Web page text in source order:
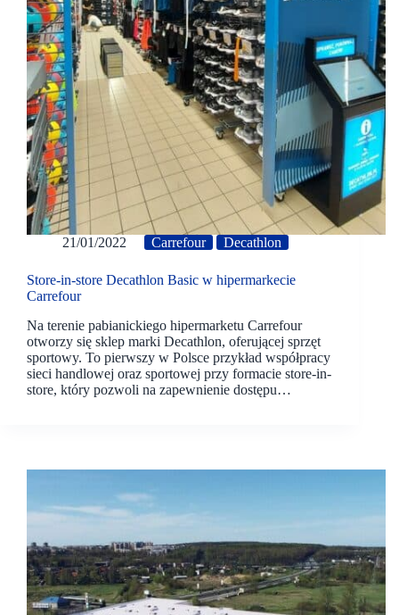
21/01/2022 Carrefour Decathlon
Store-in-store Decathlon Basic w hipermarkecie
Carrefour
Na terenie pabianickiego hipermarketu Carrefour
otworzy się sklep marki Decathlon, oferującej sprzęt
sportowy. To pierwszy w Polsce przykład współpracy
sieci handlowej oraz sportowej przy formacie store-in-
store, który pozwoli na zapewnienie dostępu…